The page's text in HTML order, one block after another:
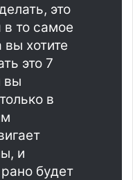
это
в то самое
хотите
это 7
вы
в
и
будет